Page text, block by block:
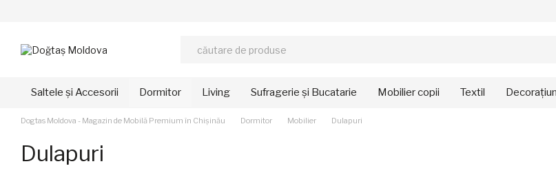
Saltele și Accesorii Dormitor Living Sufragerie și Bucatarie Mobilier copii Textil
Dogtas Moldova - Magazin de Mobilă Premium în Chișinău Dormitor Mobilier Dulapuri
Dulapuri